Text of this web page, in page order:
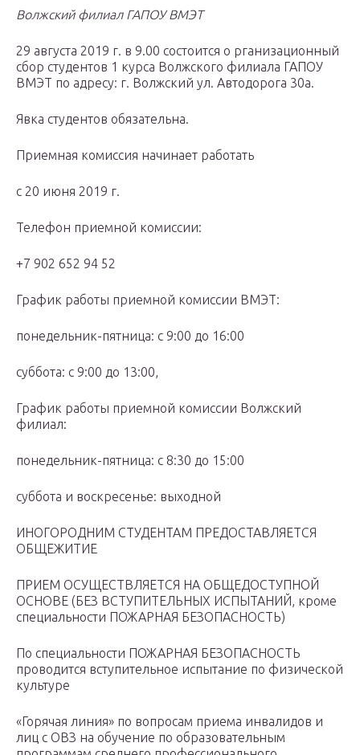
Волжский филиал ГАПОУ ВМЭТ
29 августа 2019 г. в 9.00 состоится о рганизационный
сбор студентов 1 курса Волжского филиала ГАПОУ
ВМЭТ по адресу: г. Волжский ул. Автодорога 30а.
Явка студентов обязательна.
Приемная комиссия начинает работать
с 20 июня 2019 г.
Телефон приемной комиссии:
+7 902 652 94 52
График работы приемной комиссии ВМЭТ:
понедельник-пятница: с 9:00 до 16:00
суббота: с 9:00 до 13:00,
График работы приемной комиссии Волжский
филиал:
понедельник-пятница: с 8:30 до 15:00
суббота и воскресенье: выходной
ИНОГОРОДНИМ СТУДЕНТАМ ПРЕДОСТАВЛЯЕТСЯ
ОБЩЕЖИТИЕ
ПРИЕМ ОСУЩЕСТВЛЯЕТСЯ НА ОБЩЕДОСТУПНОЙ
ОСНОВЕ (БЕЗ ВСТУПИТЕЛЬНЫХ ИСПЫТАНИЙ, кроме
специальности ПОЖАРНАЯ БЕЗОПАСНОСТЬ)
По специальности ПОЖАРНАЯ БЕЗОПАСНОСТЬ
проводится вступительное испытание по физической
культуре
«Горячая линия» по вопросам приема инвалидов и
лиц с ОВЗ на обучение по образовательным